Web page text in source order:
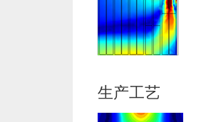
生产工艺